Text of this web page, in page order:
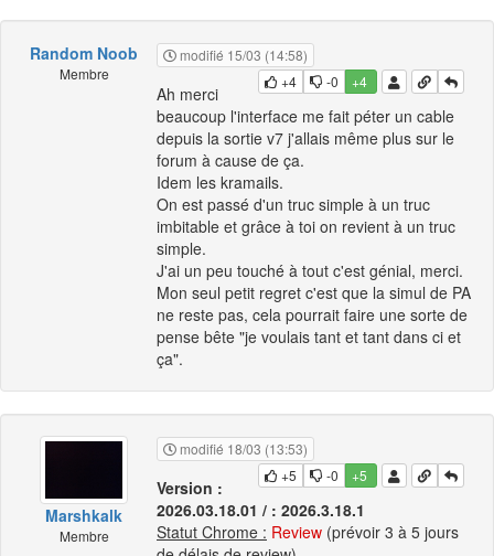
Random Noob
Membre
modifié 15/03 (14:58)
+4
-0 +4
Ah merci
beaucoup l'interface me fait péter un cable
depuis la sortie v7 j'allais même plus sur le
forum à cause de ça.
Idem les kramails.
On est passé d'un truc simple à un truc
imbitable et grâce à toi on revient à un truc
simple.
J'ai un peu touché à tout c'est génial, merci.
Mon seul petit regret c'est que la simul de PA
ne reste pas, cela pourrait faire une sorte de
pense bête "je voulais tant et tant dans ci et
ça".
Marshkalk
Membre
modifié 18/03 (13:53)
+5
-0 +5
Version :
2026.03.18.01 / : 2026.3.18.1
Statut Chrome : Review (prévoir 3 à 5 jours